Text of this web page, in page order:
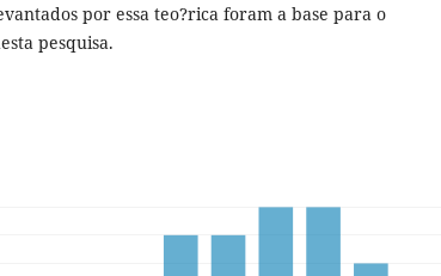
por essa teo?rica foram a base para o
pesquisa.